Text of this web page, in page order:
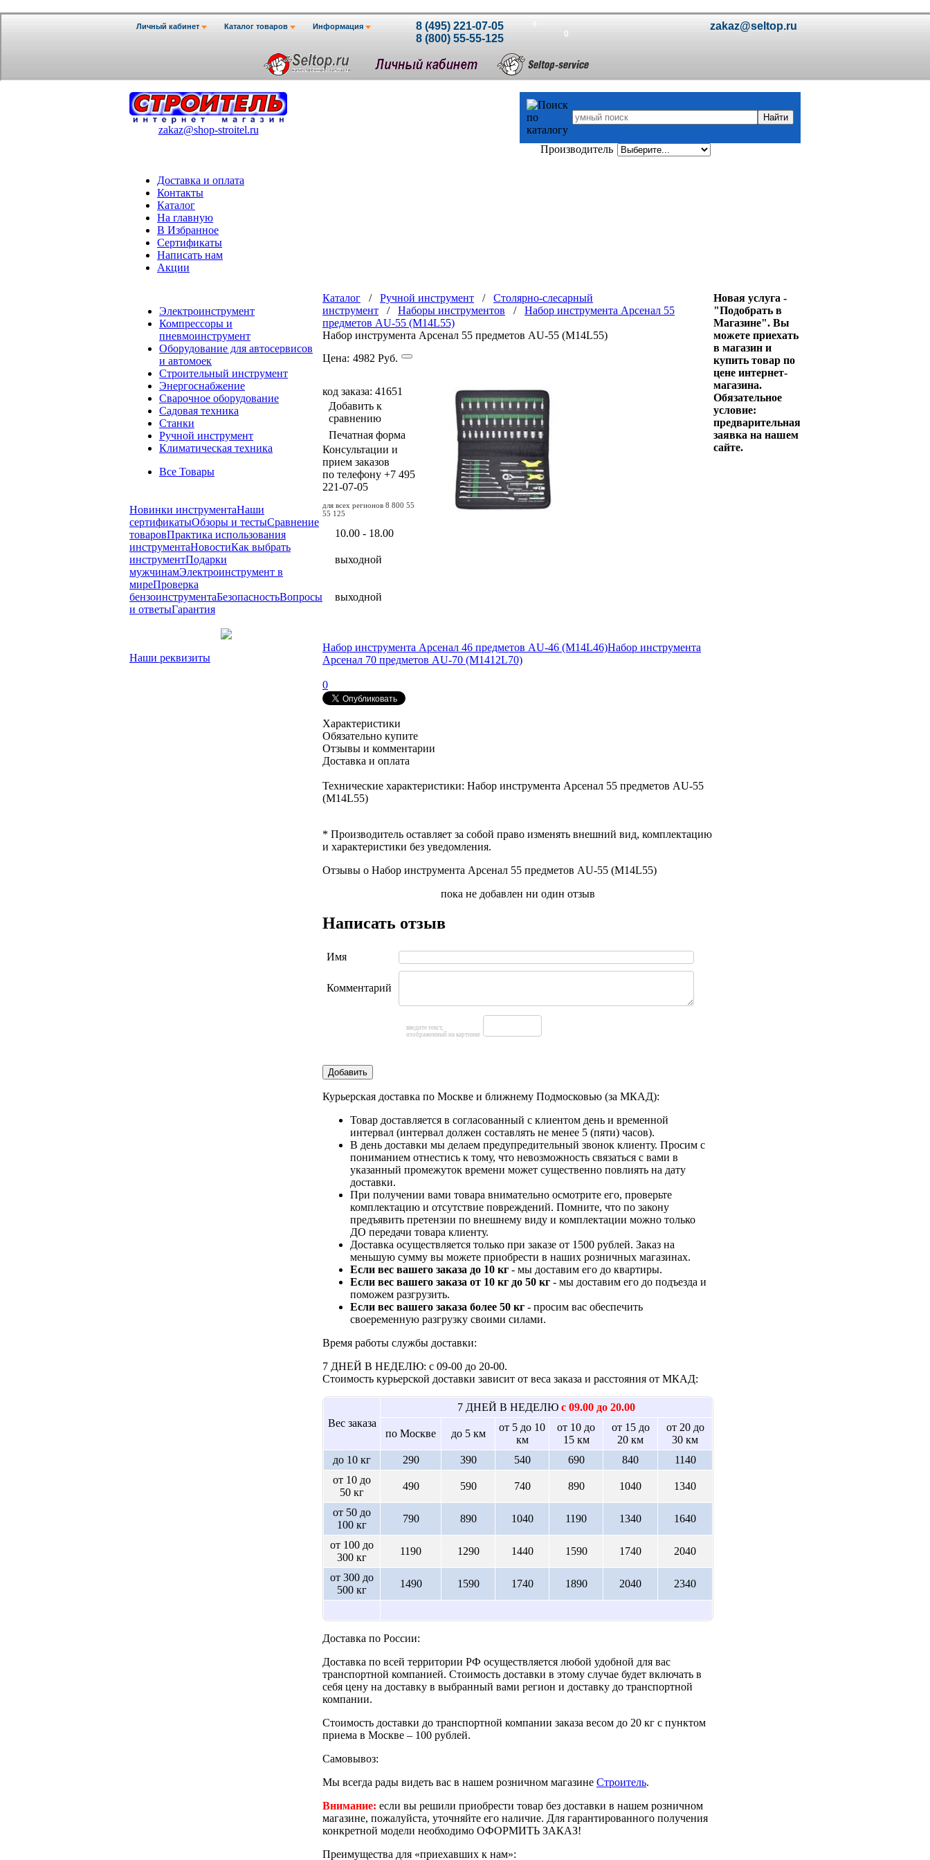
zakaz@shop-stroitel.ru
Производитель
Доставка и оплата
Контакты
Каталог
На главную
В Избранное
Сертификаты
Написать нам
Акции
Электроинструмент
Компрессоры и
пневмоинструмент
Оборудование для автосервисов
и автомоек
Строительный инструмент
Энергоснабжение
Сварочное оборудование
Садовая техника
Станки
Ручной инструмент
Климатическая техника
Все Товары
Новинки инструментаНаши
сертификатыОбзоры и тестыСравнение
товаровПрактика использования
инструментаНовостиКак выбрать
инструментПодарки
мужчинамЭлектроинструмент в
миреПроверка
бензоинструментаБезопасностьВопросы
и ответыГарантия
Наши реквизиты
Каталог / Ручной инструмент / Столярно-слесарный
инструмент / Наборы инструментов / Набор инструмента Арсенал 55
предметов AU-55 (M14L55)
Набор инструмента Арсенал 55 предметов AU-55 (M14L55)
Цена: 4982 Руб.
код заказа: 41651
Добавить к
сравнению
Печатная форма
Консультации и
прием заказов
по телефону +7 495
221-07-05
для всех регионов 8 800 55
55 125
10.00 - 18.00
выходной
выходной
Набор инструмента Арсенал 46 предметов AU-46 (M14L46)Набор инструмента
Арсенал 70 предметов AU-70 (M1412L70)
0
Характеристики
Обязательно купите
Отзывы и комментарии
Доставка и оплата
Технические характеристики: Набор инструмента Арсенал 55 предметов AU-55
(M14L55)
* Производитель оставляет за собой право изменять внешний вид, комплектацию
и характеристики без уведомления.
Отзывы о Набор инструмента Арсенал 55 предметов AU-55 (M14L55)
пока не добавлен ни один отзыв
Написать отзыв
Имя
Комментарий
введите текст,
изображенный на картинке
Добавить
Курьерская доставка по Москве и ближнему Подмосковью (за МКАД):
Товар доставляется в согласованный с клиентом день и временной
интервал (интервал должен составлять не менее 5 (пяти) часов).
В день доставки мы делаем предупредительный звонок клиенту. Просим с
пониманием отнестись к тому, что невозможность связаться с вами в
указанный промежуток времени может существенно повлиять на дату
доставки.
При получении вами товара внимательно осмотрите его, проверьте
комплектацию и отсутствие повреждений. Помните, что по закону
предъявить претензии по внешнему виду и комплектации можно только
ДО передачи товара клиенту.
Доставка осуществляется только при заказе от 1500 рублей. Заказ на
меньшую сумму вы можете приобрести в наших розничных магазинах.
Если вес вашего заказа до 10 кг - мы доставим его до квартиры.
Если вес вашего заказа от 10 кг до 50 кг - мы доставим его до подъезда и
поможем разгрузить.
Если вес вашего заказа более 50 кг - просим вас обеспечить
своеременную разгрузку своими силами.
Время работы службы доставки:
7 ДНЕЙ В НЕДЕЛЮ: с 09-00 до 20-00.
Стоимость курьерской доставки зависит от веса заказа и расстояния от МКАД:
Вес заказа
7 ДНЕЙ В НЕДЕЛЮ с 09.00 до 20.00
по Москве до 5 км
от 5 до 10
км
от 10 до
15 км
от 15 до
20 км
от 20 до
30 км
до 10 кг
290 390 540 690 840
1140
от 10 до
50 кг
490 590 740 890 1040 1340
от 50 до
100 кг
790 890 1040 1190 1340 1640
от 100 до
300 кг
1190 1290 1440 1590 1740 2040
от 300 до
500 кг
1490 1590 1740 1890 2040 2340
Доставка по России:
Доставка по всей территории РФ осуществляется любой удобной для вас
транспортной компанией. Стоимость доставки в этому случае будет включать в
себя цену на доставку в выбранный вами регион и доставку до транспортной
компании.
Стоимость доставки до транспортной компании заказа весом до 20 кг с пунктом
приема в Москве – 100 рублей.
Самовывоз:
Мы всегда рады видеть вас в нашем розничном магазине Строитель.
Внимание: если вы решили приобрести товар без доставки в нашем розничном
магазине, пожалуйста, уточняйте его наличие. Для гарантированного получения
конкретной модели необходимо ОФОРМИТЬ ЗАКАЗ!
Преимущества для «приехавших к нам»:
Новая услуга -
"Подобрать в
Магазине". Вы
можете приехать
в магазин и
купить товар по
цене интернет-
магазина.
Обязательное
условие:
предварительная
заявка на нашем
сайте.